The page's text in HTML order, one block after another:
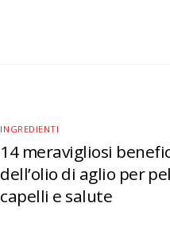
INGREDIENTI
14 meravigliosi
dell’olio di aglio per
capelli e salute